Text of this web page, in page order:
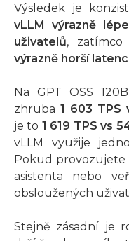
Výsledek je
vLLM výrazně
uživatelů, zatímco
výrazně horší
Na GPT OSS
zhruba 1 603 TPS
je to 1 619 TPS vs
vLLM využije
Pokud
asistenta nebo
obsloužených
Stejně zásadní je